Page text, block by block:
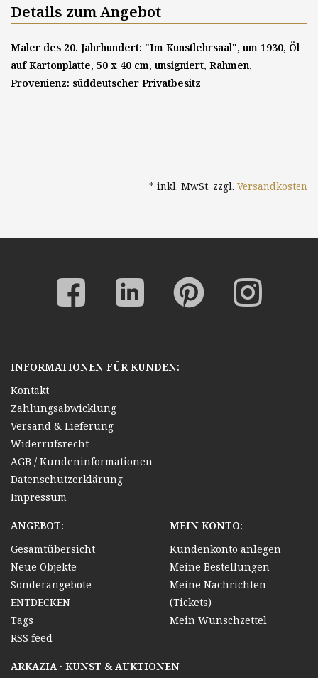
Details zum Angebot
Maler des 20. Jahrhundert: "Im Kunstlehrsaal", um 1930, Öl
auf Kartonplatte, 50 x 40 cm, unsigniert, Rahmen,
Provenienz: süddeutscher Privatbesitz
* inkl. MwSt. zzgl. Versandkosten
INFORMATIONEN FÜR KUNDEN:
Kontakt
Zahlungsabwicklung
Versand & Lieferung
Widerrufsrecht
AGB / Kundeninformationen
Datenschutzerklärung
Impressum
ANGEBOT:
Gesamtübersicht
Neue Objekte
Sonderangebote
ENTDECKEN
Tags
RSS feed
MEIN KONTO:
Kundenkonto anlegen
Meine Bestellungen
Meine Nachrichten
(Tickets)
Mein Wunschzettel
ARKAZIA · KUNST & AUKTIONEN